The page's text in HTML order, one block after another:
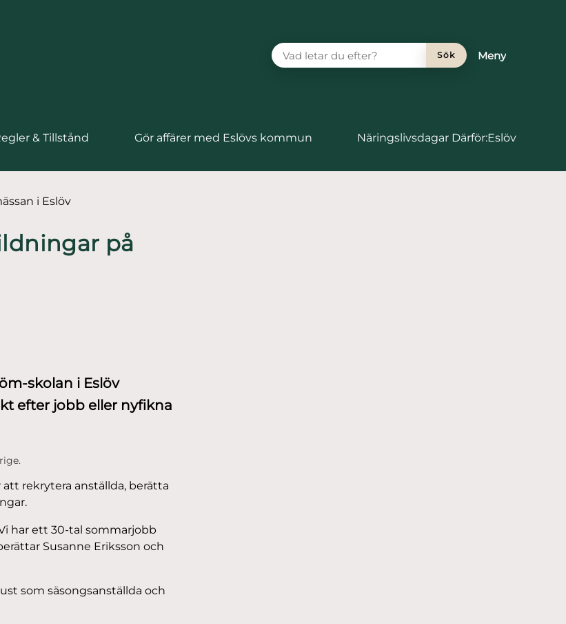
VAD LETAR DU EFTER?
Sök
Meny
& Tillstånd Gör affärer med Eslövs kommun Näringslivsdagar Därför:Eslöv
i Eslöv
på
skolan i Eslöv
efter jobb eller nyfikna
rekrytera anställda, berätta
har ett 30-tal sommarjobb
Susanne Eriksson och
som säsongsanställda och